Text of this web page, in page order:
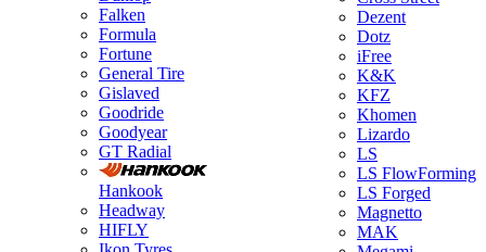
Falken
Formula
Fortune
General Tire
Gislaved
Goodride
Goodyear
GT Radial
Hankook
Headway
HIFLY
Dezent
Dotz
iFree
K&K
KFZ
Khomen
Lizardo
LS
LS FlowForming
LS Forged
Magnetto
MAK